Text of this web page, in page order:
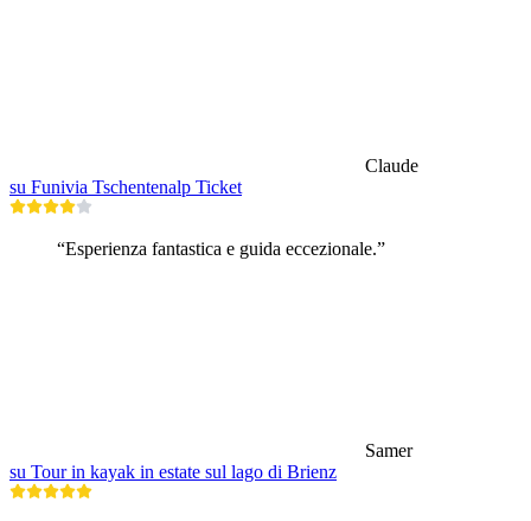
Claude
su Funivia Tschentenalp Ticket
“Esperienza fantastica e guida eccezionale.”
Samer
su Tour in kayak in estate sul lago di Brienz